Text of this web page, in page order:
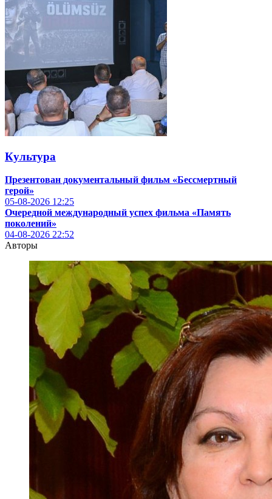
Культура
Презентован документальный фильм «Бессмертный
герой»
05-08-2026 12:25
Очередной международный успех фильма «Память
поколений»
04-08-2026 22:52
Авторы